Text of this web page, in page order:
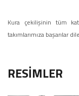
Kura çekilişinin tüm
takımlarımıza başarılar
RESİMLER